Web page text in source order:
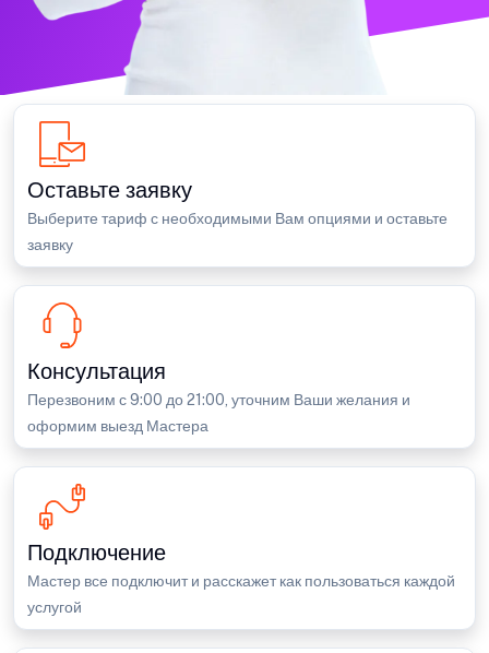
Оставьте заявку
Выберите тариф с необходимыми Вам опциями и оставьте
заявку
Консультация
Перезвоним с 9:00 до 21:00, уточним Ваши желания и
оформим выезд Мастера
Подключение
Мастер все подключит и расскажет как пользоваться каждой
услугой